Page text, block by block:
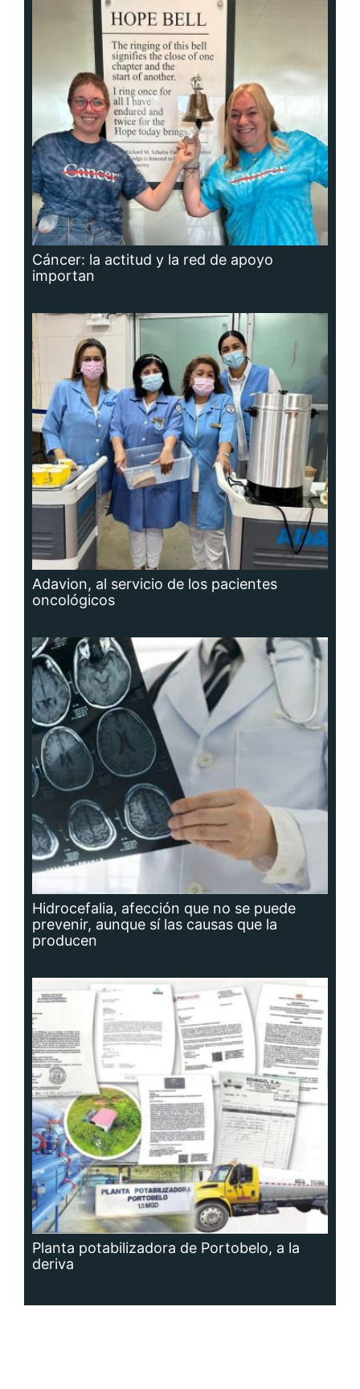
Cáncer: la actitud y la red de apoyo
importan
Adavion, al servicio de los pacientes
oncológicos
Hidrocefalia, afección que no se puede
prevenir, aunque sí las causas que la
producen
Planta potabilizadora de Portobelo, a la
deriva